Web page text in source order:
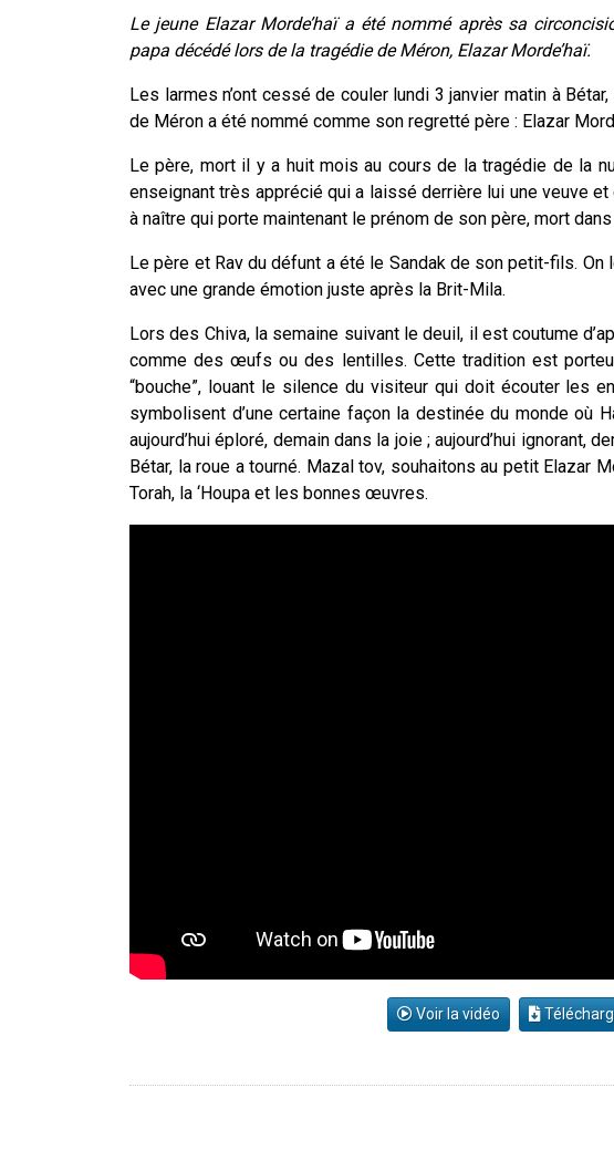
Le jeune Elazar Morde’haï a été nommé après sa
papa décédé lors de la tragédie de Méron, Elazar Morde’haï.
Les larmes n’ont cessé de couler lundi 3 janvier matin à
de Méron a été nommé comme son regretté père : Elazar
Le père, mort il y a huit mois au cours de la tragédie de la
enseignant très apprécié qui a laissé derrière lui une veuve et
à naître qui porte maintenant le prénom de son père, mort dans
Le père et Rav du défunt a été le Sandak de son petit-fils.
avec une grande émotion juste après la Brit-Mila.
Lors des Chiva, la semaine suivant le deuil, il est coutume
comme des œufs ou des lentilles. Cette tradition est
“bouche”, louant le silence du visiteur qui doit écouter les
symbolisent d’une certaine façon la destinée du monde où
aujourd’hui éploré, demain dans la joie ; aujourd’hui ignorant,
Bétar, la roue a tourné. Mazal tov, souhaitons au petit Elazar
Torah, la ‘Houpa et les bonnes œuvres.
Voir la vidéo